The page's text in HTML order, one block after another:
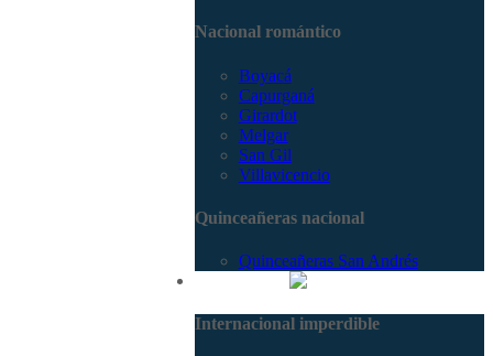
Nacional romántico
Boyacá
Capurganá
Girardot
Melgar
San Gil
Villavicencio
Quinceañeras nacional
Quinceañeras San Andrés
Internacional imperdible